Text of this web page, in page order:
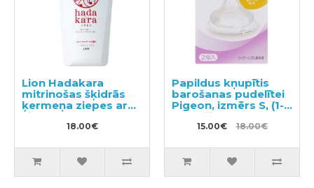
Lion Hadakara
mitrinošas šķidrās
ķermeņa ziepes ar
ziedu aromātu
18.00€
Papildus kņupītis
barošanas pudelītei
Pigeon, izmērs S, (1-3
mēneši)
15.00€ 18.00€